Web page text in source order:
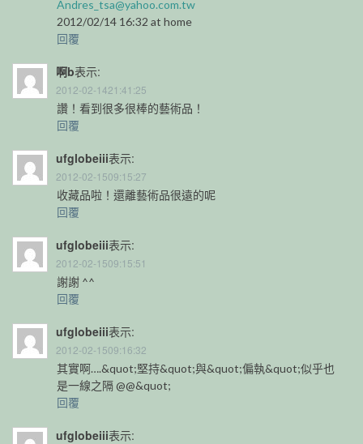
Andres_tsa@yahoo.com.tw
2012/02/14 16:32 at home
回覆
啊b表示:
2012-02-1421:41:25
讚！看到很多很棒的藝術品！
回覆
ufglobeiii表示:
2012-02-1509:15:27
收藏品啦！還離藝術品很遠的呢
回覆
ufglobeiii表示:
2012-02-1509:15:51
謝謝 ^^
回覆
ufglobeiii表示:
2012-02-1509:16:32
其實啊….&quot;堅持&quot;與&quot;偏執&quot;似乎也
是一線之隔 @@&quot;
回覆
ufglobeiii表示: